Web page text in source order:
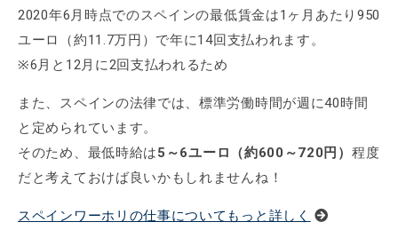
2020年6月時点でのスペインの最低賃金は1ヶ月あたり950
ユーロ（約11.7万円）で年に14回支払われます。
※6月と12月に2回支払われるため
また、スペインの法律では、標準労働時間が週に40時間
と定められています。
そのため、最低時給は5～6ユーロ（約600～720円） 程度
だと考えておけば良いかもしれませんね！
スペインワーホリの仕事についてもっと詳しく